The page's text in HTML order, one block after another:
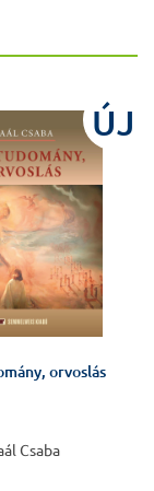
ÚJ
orvoslás
Csaba